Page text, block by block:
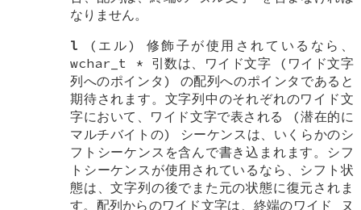
なりません。
l (エル) 修飾子が使用されているなら、
wchar_t * 引数は、ワイド文字 (ワイド文字
列へのポインタ) の配列へのポインタであると
期待されます。文字列中のそれぞれのワイド文
字において、ワイド文字で表される (潜在的に
マルチバイトの) シーケンスは、いくらかのシ
フトシーケンスを含んで書き込まれます。シフ
トシーケンスが使用されているなら、シフト状
態は、文字列の後でまた元の状態に復元されま
す。配列からのワイド文字は、終端のワイド
ヌ